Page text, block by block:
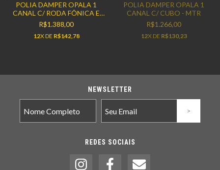
POLIA DAMPER OPALA 1
CANAL C/ RODA FÔNICA E
CUBO - MTR
R$1.388,00
12X DE R$142,78
POLIA DAMPER OPALA 1
CANAL C/ CUBO - MTR
R$1.266,00
12X DE R$130,23
NEWSLETTER
REDES SOCIAIS